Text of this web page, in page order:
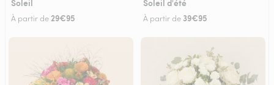
Soleil
À partir de29€95
Soleil d'été
À partir de 39€95